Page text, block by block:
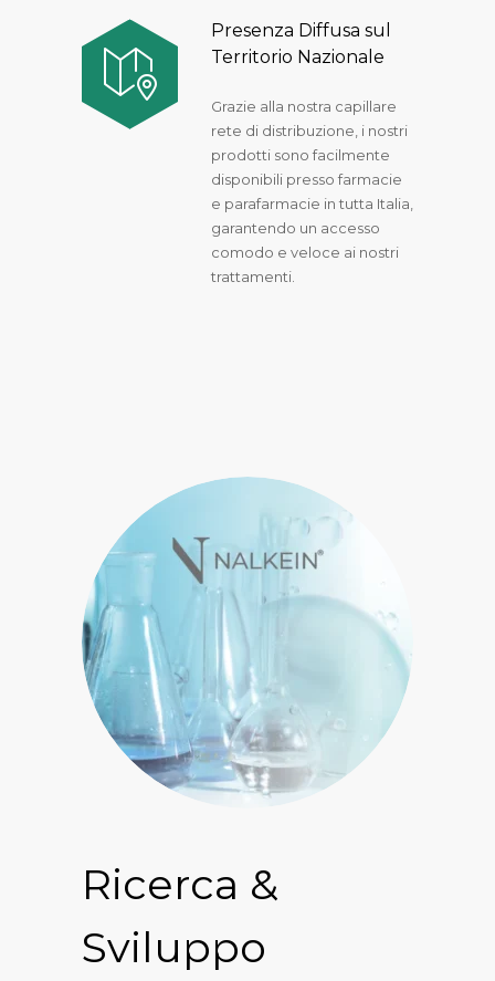
Presenza Diffusa sul
Territorio Nazionale
Grazie alla nostra capillare
rete di distribuzione, i nostri
prodotti sono facilmente
disponibili presso farmacie
e parafarmacie in tutta Italia,
garantendo un accesso
comodo e veloce ai nostri
trattamenti.
Ricerca &
Sviluppo